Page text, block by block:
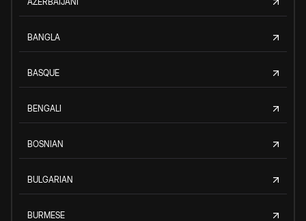
BANGLA
BASQUE
BENGALI
BOSNIAN
BULGARIAN
BURMESE